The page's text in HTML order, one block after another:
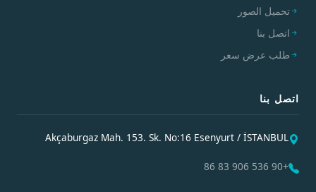
تحميل الصور
اتصل بنا
طلب عرض سعر
اتصل بنا
Akçaburgaz Mah. 153. Sk. No:16 Esenyurt / İSTANBUL
+90 536 906 83 86